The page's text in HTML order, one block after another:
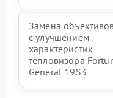
Замена
с улучшением
характеристик
тепловизора
General 19S3